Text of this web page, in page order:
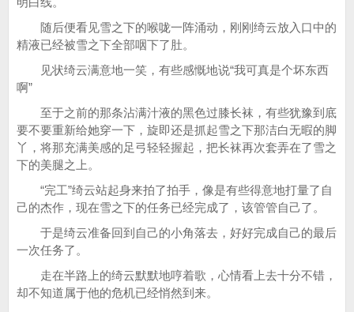
随后便看见雪之下的喉咙一阵涌动，刚刚绮云放入口中的
精液已经被雪之下全部咽下了肚。
见状绮云满意地一笑，有些感慨地说“我可真是个坏东西
啊”
至于之前的那条沾满汁液的黑色过膝长袜，有些犹豫到底
要不要重新给她穿一下，旋即还是抓起雪之下那洁白无暇的脚
丫，将那充满美感的足弓轻轻握起，把长袜再次套弄在了雪之
下的美腿之上。
“完工”绮云站起身来拍了拍手，像是有些得意地打量了自
己的杰作，现在雪之下的任务已经完成了，该管管自己了。
于是绮云准备回到自己的小角落去，好好完成自己的最后
一次任务了。
走在半路上的绮云默默地哼着歌，心情看上去十分不错，
却不知道属于他的危机已经悄然到来。